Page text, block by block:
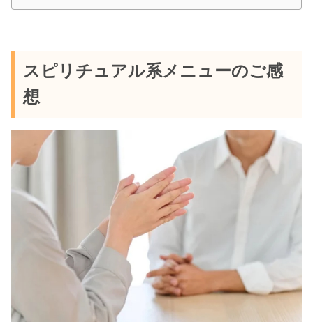
スピリチュアル系メニューのご感
想